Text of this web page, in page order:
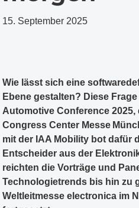
15. September 2025
​Wie lässt sich eine
Ebene gestalten? Diese
Automotive Conference 2025,
Congress Center Messe
mit der IAA Mobility bot dafür
Entscheider aus der
reichten die Vorträge und
Technologietrends bis hin zu
Weltleitmesse electronica im